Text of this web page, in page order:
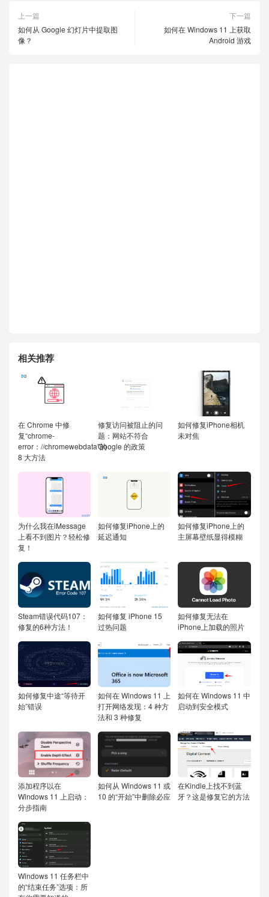
上一篇
如何从 Google 幻灯片中提取图
像？
下一篇
如何在 Windows 11 上获取
Android 游戏
相关推荐
在 Chrome 中修
复“chrome-
error：//chromewebdata”的
8 大方法
修复访问被阻止的问
题：网站不符合
Google 的政策
如何修复iPhone相机
未对焦
为什么我在iMessage
上看不到图片？轻松修
复！
如何修复iPhone上的
延迟通知
如何修复iPhone上的
主屏幕壁纸显得模糊
Steam错误代码107：
修复的6种方法！
如何修复 iPhone 15
过热问题
如何修复无法在
iPhone上加载的照片
如何修复中途“等待开
始”错误
如何在 Windows 11 上
打开网络发现：4 种方
法和 3 种修复
如何在 Windows 11 中
启动到安全模式
添加程序以在
Windows 11 上启动：
分步指南
如何从 Windows 11 或
10 的“开始”中删除必应
在Kindle上找不到蓝
牙？这是修复它的方法
Windows 11 任务栏中
的“结束任务”选项：所